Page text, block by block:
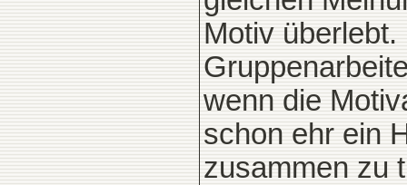
Motiv überlebt.
wenn die
schon ehr ein
zusammen zu